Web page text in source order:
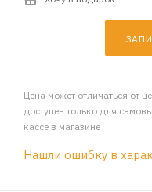
Цена может отличаться от
доступен только для
кассе в магазине
Нашли ошибку в